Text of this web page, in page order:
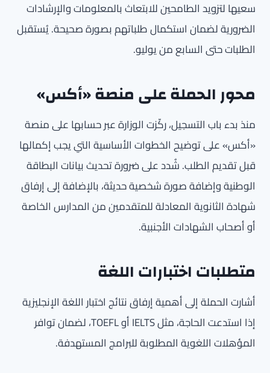
سعيها لتزويد الطامحين للابتعاث بالمعلومات والإرشادات
الضرورية لضمان استكمال طلباتهم بصورة صحيحة. يُستقبل
الطلبات حتى السابع من يوليو.
محور الحملة على منصة «أكس»
منذ بدء باب التسجيل، ركّزت الوزارة عبر حسابها على منصة
«أكس» على توضيح الخطوات الأساسية التي يجب إكمالها
قبل تقديم الطلب. شُدد على ضرورة تحديث بيانات البطاقة
الوطنية وإضافة صورة شخصية حديثة، بالإضافة إلى إرفاق
شهادة الثانوية المعادلة للمتقدمين من المدارس الخاصة
أو أصحاب الشهادات الأجنبية.
متطلبات اختبارات اللغة
أشارت الحملة إلى أهمية إرفاق نتائج اختبار اللغة الإنجليزية
إذا استدعت الحاجة، مثل IELTS أو TOEFL، لضمان توافر
المؤهلات اللغوية المطلوبة للبرامج المستهدفة.